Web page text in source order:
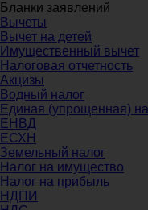
Бланки заявлений
Вычеты
Вычет на детей
Имущественный вычет
Налоговая отчетность
Акцизы
Водный налог
Единая (упрощенная)
ЕНВД
ЕСХН
Земельный налог
Налог на имущество
Налог на прибыль
НДПИ